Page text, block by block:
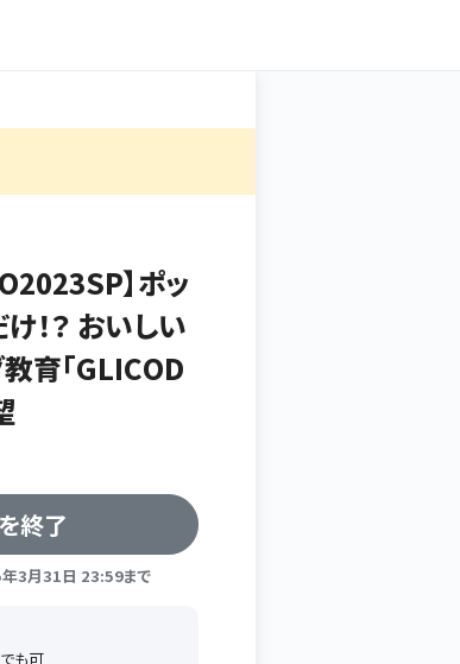
】ポッ
！？ おいしい
育「GLICOD
終了
3月31日 23:59まで
も可